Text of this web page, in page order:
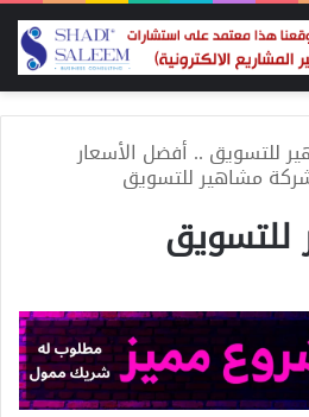
للتسويق .. أفضل الأسعار
مشاهير للتسويق